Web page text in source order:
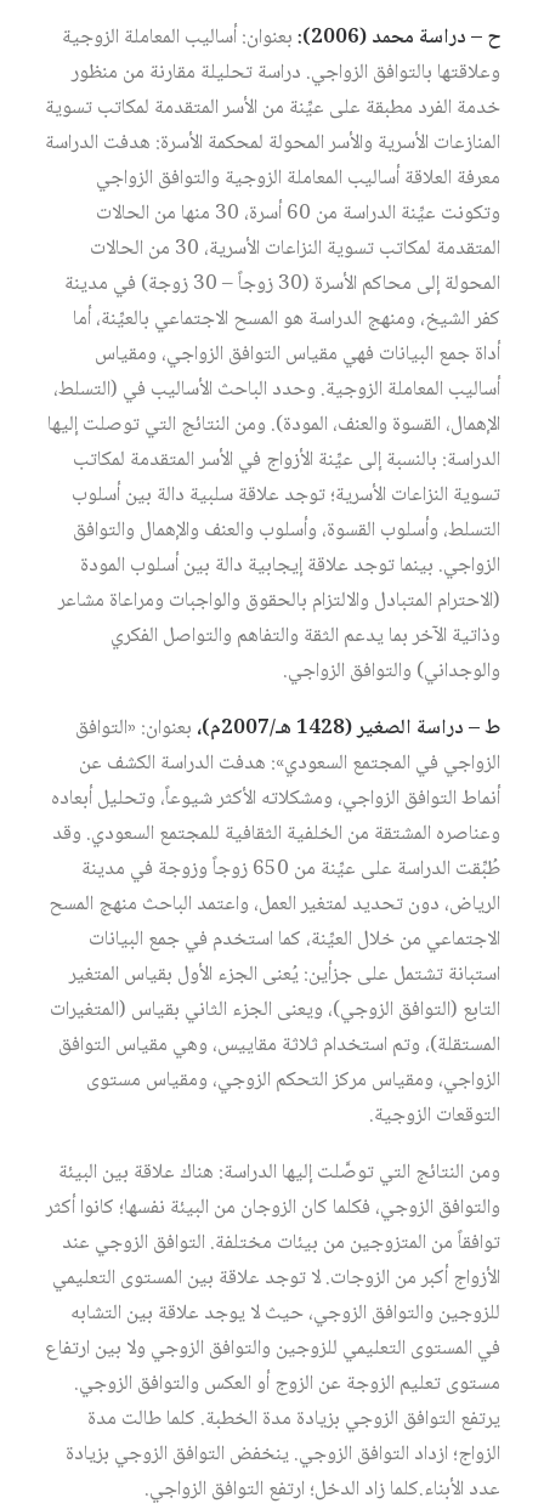
ح – دراسة محمد (2006):
بعنوان: أساليب المعاملة الزوجية
وعلاقتها بالتوافق الزواجي. دراسة تحليلة مقارنة من منظور
خدمة الفرد مطبقة على عيِّنة من الأسر المتقدمة لمكاتب تسوية
المنازعات الأسرية والأسر المحولة لمحكمة الأسرة: هدفت الدراسة
معرفة العلاقة أساليب المعاملة الزوجية والتوافق الزواجي
وتكونت عيِّنة الدراسة من 60 أسرة، 30 منها من الحالات
المتقدمة لمكاتب تسوية النزاعات الأسرية، 30 من الحالات
المحولة إلى محاكم الأسرة (30 زوجاً – 30 زوجة) في مدينة
كفر الشيخ، ومنهج الدراسة هو المسح الاجتماعي بالعيِّنة، أما
أداة جمع البيانات فهي مقياس التوافق الزواجي، ومقياس
أساليب المعاملة الزوجية. وحدد الباحث الأساليب في (التسلط،
الإهمال، القسوة والعنف، المودة). ومن النتائج التي توصلت إليها
الدراسة: بالنسبة إلى عيِّنة الأزواج في الأسر المتقدمة لمكاتب
تسوية النزاعات الأسرية؛ توجد علاقة سلبية دالة بين أسلوب
التسلط، وأسلوب القسوة، وأسلوب والعنف والإهمال والتوافق
الزواجي. بينما توجد علاقة إيجابية دالة بين أسلوب المودة
(الاحترام المتبادل والالتزام بالحقوق والواجبات ومراعاة مشاعر
وذاتية الآخر بما يدعم الثقة والتفاهم والتواصل الفكري
والوجداني) والتوافق الزواجي.
ط – دراسة الصغير (1428 هـ/2007م)،
بعنوان: «التوافق
الزواجي في المجتمع السعودي»: هدفت الدراسة الكشف عن
أنماط التوافق الزواجي، ومشكلاته الأكثر شيوعاً، وتحليل أبعاده
وعناصره المشتقة من الخلفية الثقافية للمجتمع السعودي. وقد
طُبِّقت الدراسة على عيِّنة من 650 زوجاً وزوجة في مدينة
الرياض، دون تحديد لمتغير العمل، واعتمد الباحث منهج المسح
الاجتماعي من خلال العيِّنة، كما استخدم في جمع البيانات
استبانة تشتمل على جزأين: يُعنى الجزء الأول بقياس المتغير
التابع (التوافق الزوجي)، ويعنى الجزء الثاني بقياس (المتغيرات
المستقلة)، وتم استخدام ثلاثة مقاييس، وهي مقياس التوافق
الزواجي، ومقياس مركز التحكم الزوجي، ومقياس مستوى
التوقعات الزوجية.
ومن النتائج التي توصَّلت إليها الدراسة: هناك علاقة بين البيئة
والتوافق الزوجي، فكلما كان الزوجان من البيئة نفسها؛ كانوا أكثر
توافقاً من المتزوجين من بيئات مختلفة. التوافق الزوجي عند
الأزواج أكبر من الزوجات. لا توجد علاقة بين المستوى التعليمي
للزوجين والتوافق الزوجي، حيث لا يوجد علاقة بين التشابه
في المستوى التعليمي للزوجين والتوافق الزوجي ولا بين ارتفاع
مستوى تعليم الزوجة عن الزوج أو العكس والتوافق الزوجي.
يرتفع التوافق الزوجي بزيادة مدة الخطبة. كلما طالت مدة
الزواج؛ ازداد التوافق الزوجي. ينخفض التوافق الزوجي بزيادة
عدد الأبناء.كلما زاد الدخل؛ ارتفع التوافق الزواجي.